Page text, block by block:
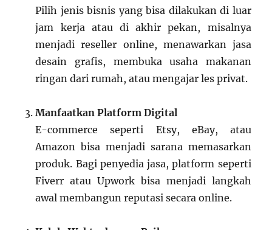
Pilih jenis bisnis yang bisa dilakukan di luar
jam kerja atau di akhir pekan, misalnya
menjadi reseller online, menawarkan jasa
desain grafis, membuka usaha makanan
ringan dari rumah, atau mengajar les privat.
Manfaatkan Platform Digital
E-commerce seperti Etsy, eBay, atau
Amazon bisa menjadi sarana memasarkan
produk. Bagi penyedia jasa, platform seperti
Fiverr atau Upwork bisa menjadi langkah
awal membangun reputasi secara online.